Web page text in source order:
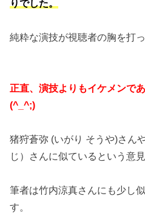
りでした。
純粋な演技が視聴者の胸を打
正直、演技よりもイケメンで
(^_^;)
猪狩蒼弥 (いがり そうや)さん
じ）さんに似ているという意
筆者は竹内涼真さんにも少し
す。